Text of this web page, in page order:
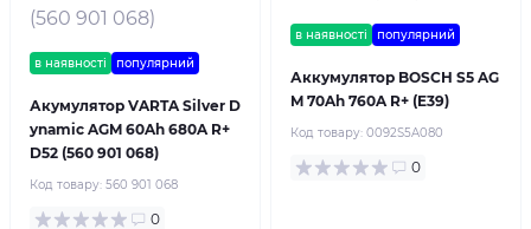
в наявності популярний
Акумулятор VARTA Silver D
ynamic AGM 60Ah 680A R+
D52 (560 901 068)
Код товару: 560 901 068
0
в наявності популярний
Аккумулятор BOSCH S5 AG
M 70Ah 760A R+ (E39)
Код товару: 0092S5A080
0